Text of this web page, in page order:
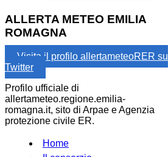
ALLERTA METEO EMILIA
ROMAGNA
Visita il profilo allertameteoRER su
Twitter
Profilo ufficiale di
allertameteo.regione.emilia-
romagna.it, sito di Arpae e Agenzia
protezione civile ER.
Home